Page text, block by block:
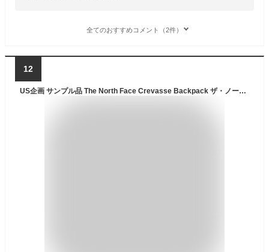
全てのおすすめコメント（2件）
12
US企画 サンプル品 The North Face Crevasse Backpack ザ・ノースフェイス 茶タグ復刻 クレバス バックパック リュック Vintage White 白